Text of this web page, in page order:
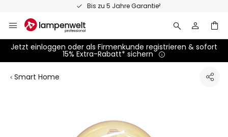
Bis zu 5 Jahre Garantie²
Inhalt
springen
Jetzt einloggen oder als Firmenkunde registrieren & sofort
15% Extra-Rabatt* sichern
Smart Home